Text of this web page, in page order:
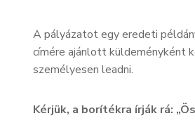
A pályázatot egy eredeti
címére ajánlott küldeményként
személyesen leadni.
Kérjük, a borítékra írják rá: